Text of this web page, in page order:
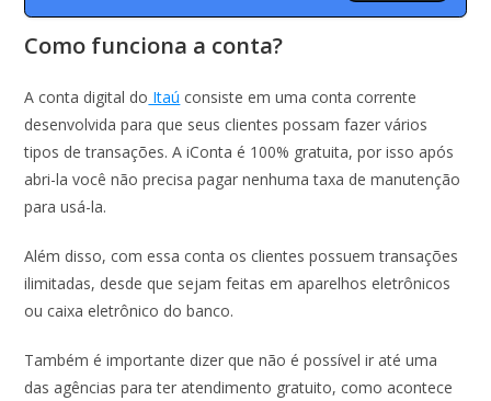
Como funciona a conta?
A conta digital do Itaú consiste em uma conta corrente
desenvolvida para que seus clientes possam fazer vários
tipos de transações. A iConta é 100% gratuita, por isso após
abri-la você não precisa pagar nenhuma taxa de manutenção
para usá-la.
Além disso, com essa conta os clientes possuem transações
ilimitadas, desde que sejam feitas em aparelhos eletrônicos
ou caixa eletrônico do banco.
Também é importante dizer que não é possível ir até uma
das agências para ter atendimento gratuito, como acontece